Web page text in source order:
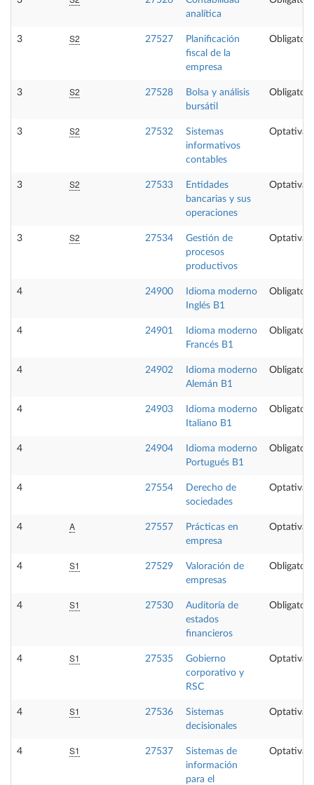
analítica
3 S2 27527
Planificación
fiscal de la
empresa
3 S2 27528
Bolsa y análisis
bursátil
3 S2 27532
Sistemas
informativos
contables
Optativa
3 S2 27533
Entidades
bancarias y sus
operaciones
Optativa
3 S2 27534
Gestión de
procesos
productivos
Optativa
4 24900
Idioma moderno
Inglés B1
4 24901
Idioma moderno
Francés B1
4 24902
Idioma moderno
Alemán B1
4 24903
Idioma moderno
Italiano B1
4 24904
Idioma moderno
Portugués B1
4 27554
Derecho de
sociedades
Optativa
4 A 27557
Prácticas en
empresa
Optativa
4 S1 27529
Valoración de
empresas
4 S1 27530
Auditoría de
estados
financieros
4 S1 27535
Gobierno
corporativo y
RSC
Optativa
4 S1 27536
Sistemas
decisionales
Optativa
4 S1 27537
Sistemas de
información
para el
Optativa